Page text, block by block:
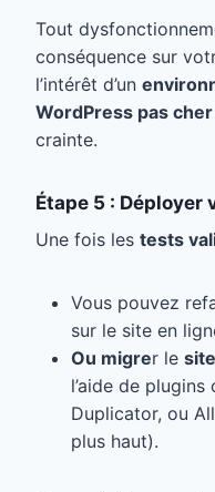
Tout
conséquence sur
l’intérêt d’un
WordPress pas cher
crainte.
Étape 5 :
Une fois les tests
Vous pouvez
sur le site en
Ou migrer le
l’aide de
Duplicator, ou
plus haut).